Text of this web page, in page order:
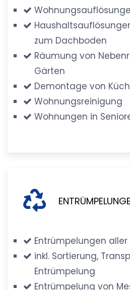
zum Dachboden
Räumung von
Gärten
Demontage von
Wohnungsreinigung
Wohnungen in
Entrümpelungen aller
inkl. Sortierung,
Entrümpelung
Entrümpelung von